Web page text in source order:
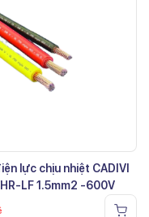
lực chịu nhiệt CADIVI
LF 1.5mm2 -600V